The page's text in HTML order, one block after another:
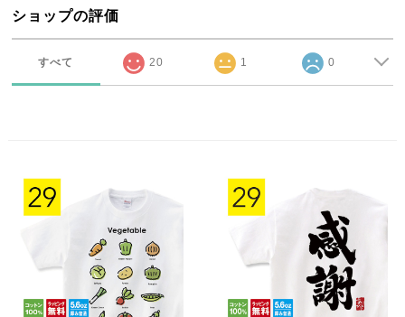
ショップの評価
すべて 20 1 0